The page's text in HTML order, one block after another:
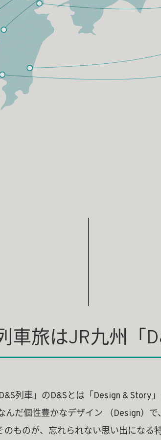
車旅はJR九州「
D&S列車」のD&Sとは「Design & Story」
だ個性豊かなデザイン （Design）
のものが、忘れられない思い出になる